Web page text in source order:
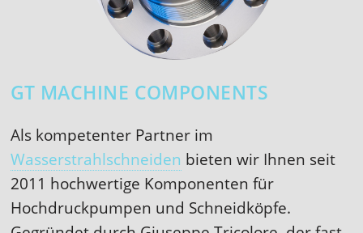
GT MACHINE COMPONENTS
Als kompetenter Partner im
Wasserstrahlschneiden bieten wir Ihnen seit
2011 hochwertige Komponenten für
Hochdruckpumpen und Schneidköpfe.